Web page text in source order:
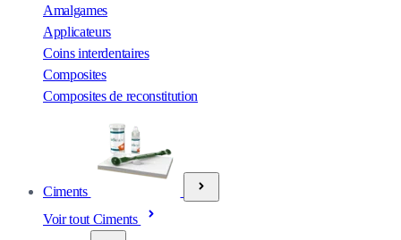
Amalgames
Applicateurs
Coins interdentaires
Composites
Composites de reconstitution
Ciments
Voir tout Ciments